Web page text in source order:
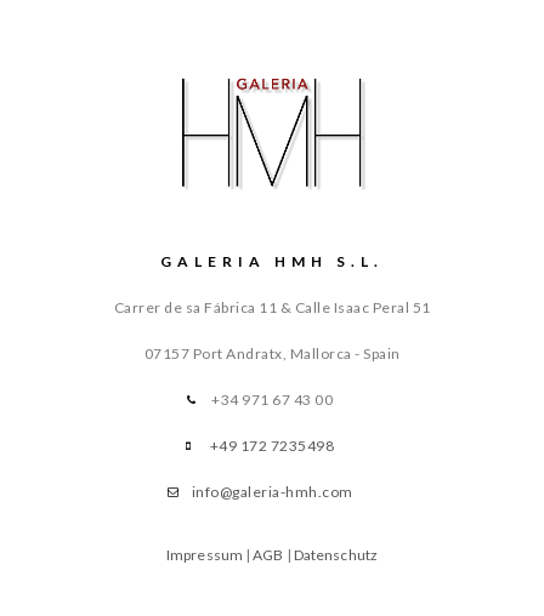
GALERIA HMH S.L.
Carrer de sa Fábrica 11 & Calle Isaac Peral 51
07157 Port Andratx, Mallorca - Spain
+34 971 67 43 00
+49 172 7235498
info@galeria-hmh.com
Impressum |AGB | Datenschutz